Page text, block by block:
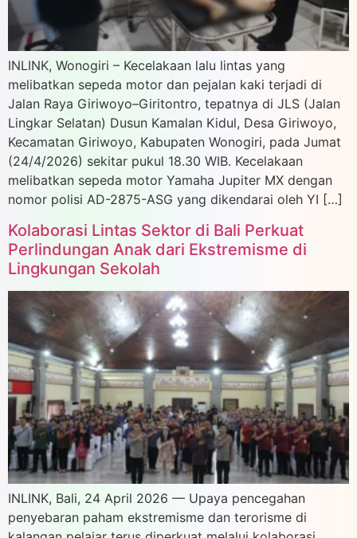
INLINK, Wonogiri – Kecelakaan lalu lintas yang
melibatkan sepeda motor dan pejalan kaki terjadi di
Jalan Raya Giriwoyo–Giritontro, tepatnya di JLS (Jalan
Lingkar Selatan) Dusun Kamalan Kidul, Desa Giriwoyo,
Kecamatan Giriwoyo, Kabupaten Wonogiri, pada Jumat
(24/4/2026) sekitar pukul 18.30 WIB. Kecelakaan
melibatkan sepeda motor Yamaha Jupiter MX dengan
nomor polisi AD-2875-ASG yang dikendarai oleh YI […]
Kolaborasi Lintas Sektor di Bali Perkuat
Perlindungan Anak dari Ekstremisme di
Lingkungan Sekolah
INLINK, Bali, 24 April 2026 — Upaya pencegahan
penyebaran paham ekstremisme dan terorisme di